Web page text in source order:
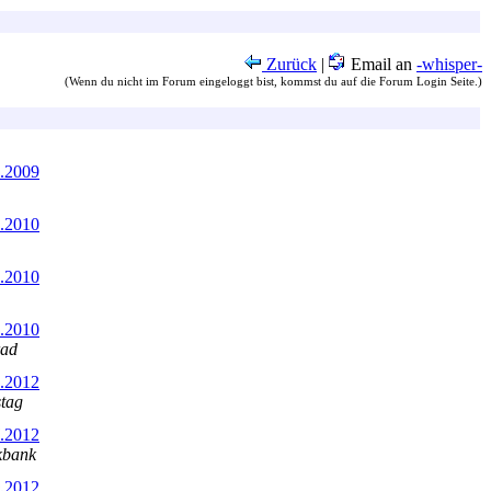
Zurück | Email an -whisper-
(Wenn du nicht im Forum eingeloggt bist, kommst du auf die Forum Login Seite.)